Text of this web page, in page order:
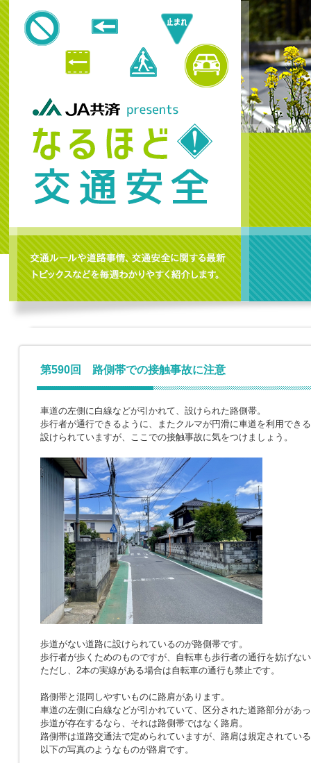
第590回 路側帯での接触事故に注意
車道の左側に白線などが引かれて、設けられた路側帯。
歩行者が通行できるように、またクルマが円滑に車道を利用でき
設けられていますが、ここでの接触事故に気をつけましょう。
歩道がない道路に設けられているのが路側帯です。
歩行者が歩くためのものですが、自転車も歩行者の通行を妨げな
ただし、2本の実線がある場合は自転車の通行も禁止です。
路側帯と混同しやすいものに路肩があります。
車道の左側に白線などが引かれていて、区分された道路部分があ
歩道が存在するなら、それは路側帯ではなく路肩。
路側帯は道路交通法で定められていますが、路肩は規定されてい
以下の写真のようなものが路肩です。